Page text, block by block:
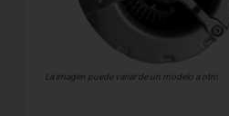
La imagen puede variar de un modelo a otro